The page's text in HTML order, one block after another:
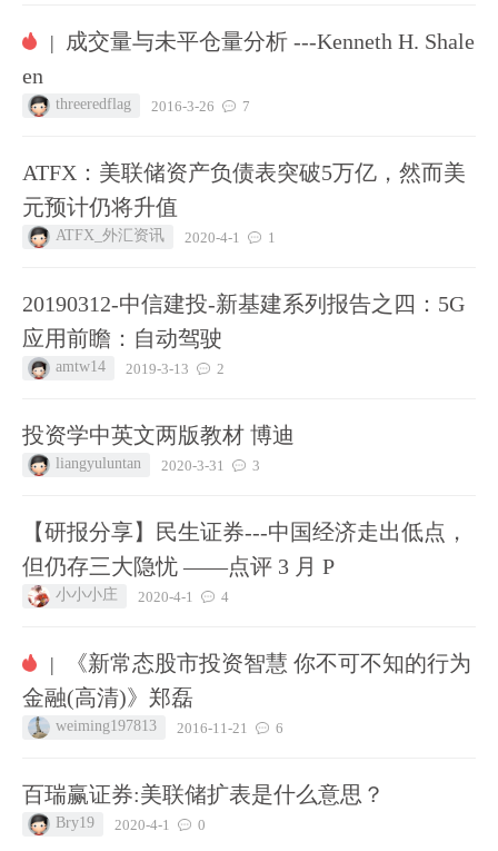
|
成交量与未平仓量分析 ---Kenneth H. Shale
en
threeredflag 2016-3-26 7
ATFX：美联储资产负债表突破5万亿，然而美
元预计仍将升值
ATFX_外汇资讯 2020-4-1 1
20190312-中信建投-新基建系列报告之四：5G
应用前瞻：自动驾驶
amtw14 2019-3-13 2
投资学中英文两版教材 博迪
liangyuluntan 2020-3-31 3
【研报分享】民生证券---中国经济走出低点，
但仍存三大隐忧 ——点评 3 月 P
小小小庄 2020-4-1 4
|
《新常态股市投资智慧 你不可不知的行为
金融(高清)》郑磊
weiming197813 2016-11-21 6
百瑞赢证券:美联储扩表是什么意思？
Bry19 2020-4-1 0